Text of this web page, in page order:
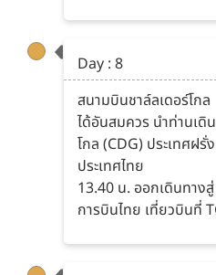
Day : 8
สนามบินชาล์ลเดอร์โกล
ได้อันสมควร นำท่านเดิ
โกล (CDG) ประเทศฝ
ประเทศไทย
13.40 น. ออกเดินทาง
การบินไทย เที่ยวบินที่